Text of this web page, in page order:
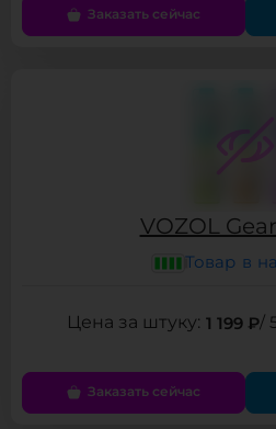
Заказать сейчас
VOZOL
Товар в
1 199 ₽/
Заказать сейчас